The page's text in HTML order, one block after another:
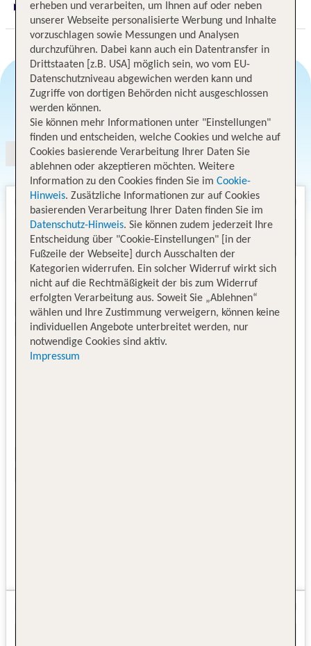
Digitaler und telefonischer 24/7 TUI Service
Angebotsauswahl
erheben und verarbeiten, um Ihnen auf oder neben
unserer Webseite personalisierte Werbung und Inhalte
vorzuschlagen sowie Messungen und Analysen
durchzuführen. Dabei kann auch ein Datentransfer in
Drittstaaten [z.B. USA] möglich sein, wo vom EU-
Datenschutzniveau abgewichen werden kann und
Zugriffe von dortigen Behörden nicht ausgeschlossen
werden können.
Sie können mehr Informationen unter "Einstellungen"
finden und entscheiden, welche Cookies und welche auf
Cookies basierende Verarbeitung Ihrer Daten Sie
ablehnen oder akzeptieren möchten. Weitere
Information zu den Cookies finden Sie im Cookie-
Hinweis. Zusätzliche Informationen zur auf Cookies
basierenden Verarbeitung Ihrer Daten finden Sie im
Datenschutz-Hinweis. Sie können zudem jederzeit Ihre
Entscheidung über "Cookie-Einstellungen" [in der
Fußzeile der Webseite] durch Ausschalten der
Kategorien widerrufen. Ein solcher Widerruf wirkt sich
nicht auf die Rechtmäßigkeit der bis zum Widerruf
erfolgten Verarbeitung aus. Soweit Sie „Ablehnen“
wählen und Ihre Zustimmung verweigern, können keine
individuellen Angebote unterbreitet werden, nur
notwendige Cookies sind aktiv.
Impressum